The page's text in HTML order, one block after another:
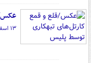
عکس/
۱۳ اسفند ۰۱ - ۱۸:۱۲